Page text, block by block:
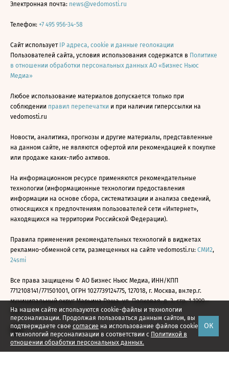
На нашем сайте используются cookie-файлы и технологии
персонализации. Продолжая пользоваться данным сайтом, вы
подтверждаете свое согласие на использование файлов cookie
и технологий персонализации в соответствии с Политикой в
отношении обработки персональных данных.
ОК
Электронная почта: news@vedomosti.ru
Телефон: +7 495 956-34-58
Сайт использует IP адреса, cookie и данные геолокации
Пользователей сайта, условия использования содержатся в Политике
в отношении обработки персональных данных АО «Бизнес Ньюс
Медиа»
Любое использование материалов допускается только при
соблюдении правил перепечатки и при наличии гиперссылки на
vedomosti.ru
Новости, аналитика, прогнозы и другие материалы, представленные
на данном сайте, не являются офертой или рекомендацией к покупке
или продаже каких-либо активов.
На информационном ресурсе применяются рекомендательные
технологии (информационные технологии предоставления
информации на основе сбора, систематизации и анализа сведений,
относящихся к предпочтениям пользователей сети «Интернет»,
находящихся на территории Российской Федерации).
Правила применения рекомендательных технологий в виджетах
рекламно-обменной сети, размещенных на сайте vedomosti.ru: СМИ2,
24smi
Все права защищены © АО Бизнес Ньюс Медиа, ИНН/КПП
7712108141/771501001, ОГРН 1027739124775, 127018, г. Москва, вн.тер.г.
муниципальный округ Марьина Роща, ул. Полковая, д. 3, стр. 1 1999—
2026